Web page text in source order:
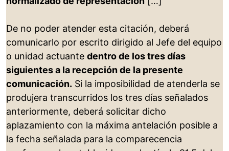
De no poder atender esta citación, deberá
comunicarlo por escrito dirigido al Jefe del equipo
o unidad actuante dentro de los tres días
siguientes a la recepción de la presente
comunicación. Si la imposibilidad de atenderla se
produjera transcurridos los tres días señalados
anteriormente, deberá solicitar dicho
aplazamiento con la máxima antelación posible a
la fecha señalada para la comparecencia